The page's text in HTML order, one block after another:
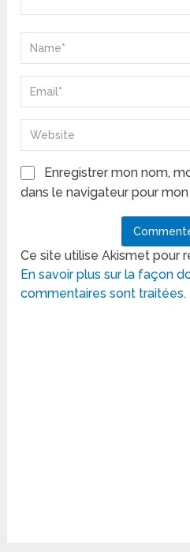
Enregistrer mon nom,
dans le navigateur pour
Ce site utilise Akismet pour
En savoir plus sur la façon
commentaires sont traitées.